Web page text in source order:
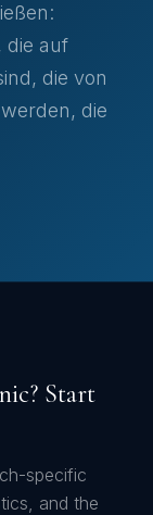
die auf
die von
die
Start
specific
and the